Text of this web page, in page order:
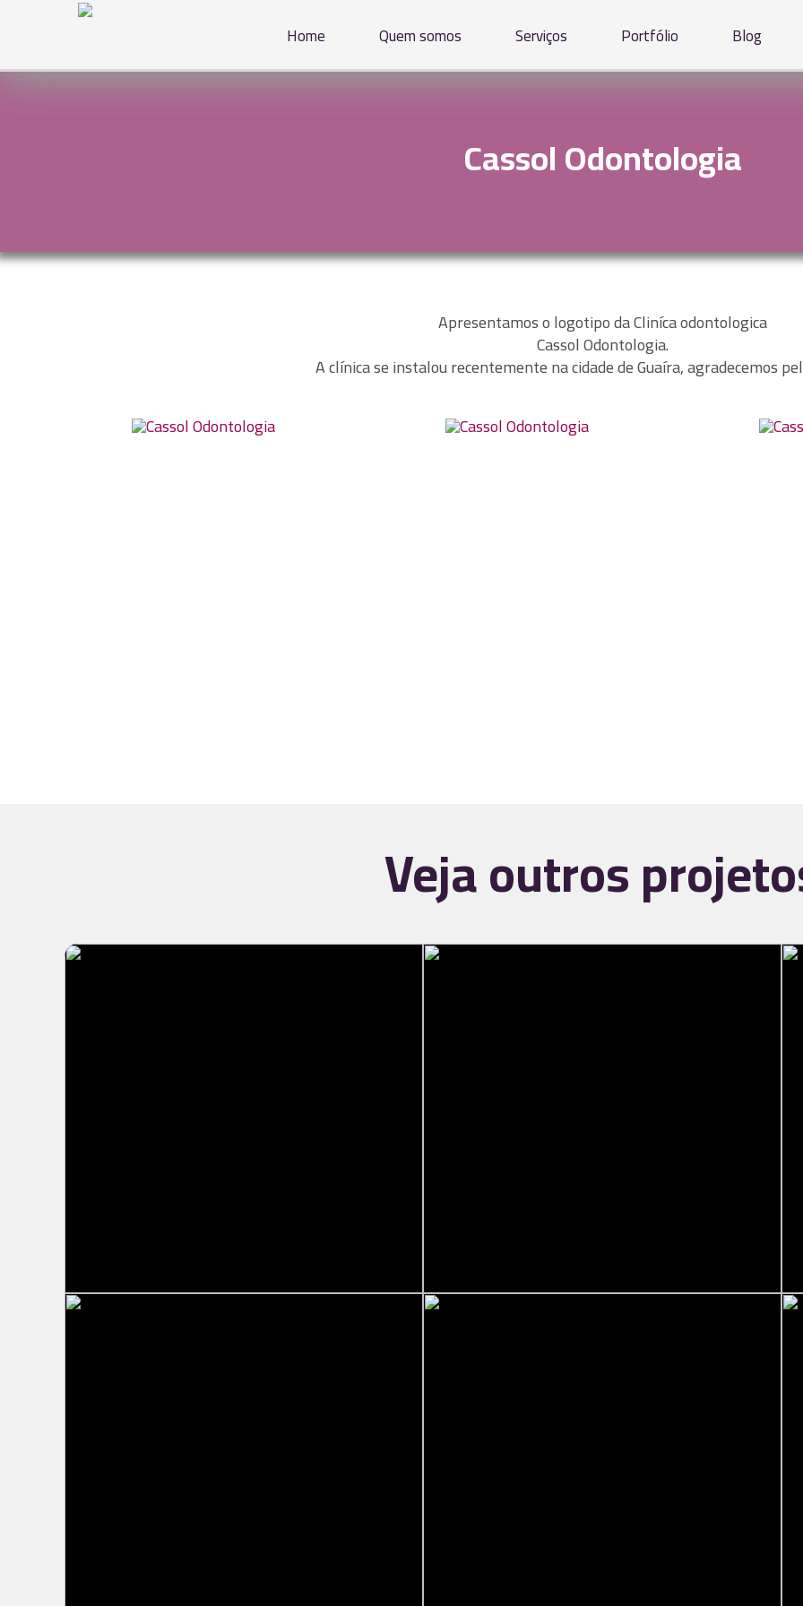
Home Quem somos Serviços Portfólio Blog
Cassol Odontologia
Apresentamos o logotipo da Cliníca odontologica
Cassol Odontologia.
A clínica se instalou recentemente na cidade de Guaíra, agradecemos
Veja outros